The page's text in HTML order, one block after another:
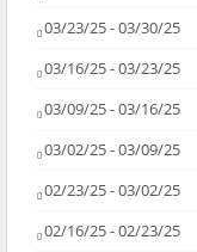
03/23/25 - 03/30/25
03/16/25 - 03/23/25
03/09/25 - 03/16/25
03/02/25 - 03/09/25
02/23/25 - 03/02/25
02/16/25 - 02/23/25